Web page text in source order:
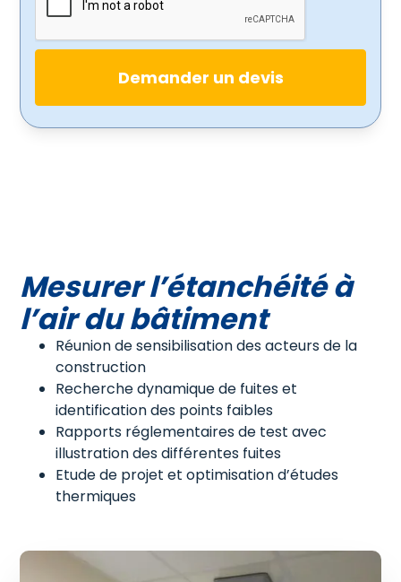
Mesurer l’étanchéité à
l’air du bâtiment
Réunion de sensibilisation des acteurs de la
construction
Recherche dynamique de fuites et
identification des points faibles
Rapports réglementaires de test avec
illustration des différentes fuites
Etude de projet et optimisation d’études
thermiques